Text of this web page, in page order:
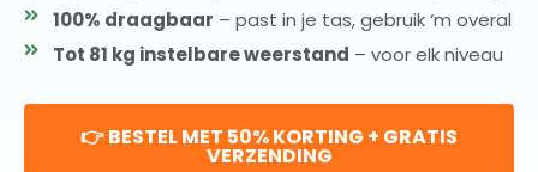
100% draagbaar – past in je tas, gebruik ‘m overal
Tot 81 kg instelbare weerstand – voor elk niveau
👉 BESTEL MET 50% KORTING + GRATIS
VERZENDING